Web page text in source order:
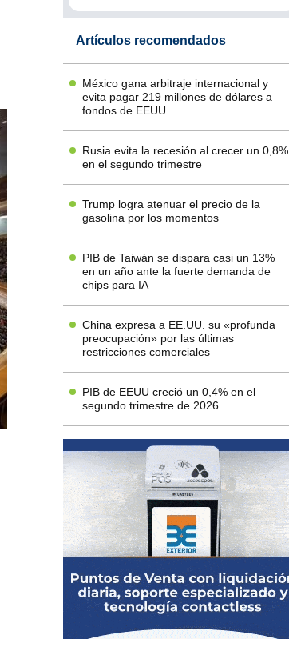
Artículos recomendados
México gana arbitraje internacional y
evita pagar 219 millones de dólares a
fondos de EEUU
Rusia evita la recesión al crecer un 0,8%
en el segundo trimestre
Trump logra atenuar el precio de la
gasolina por los momentos
PIB de Taiwán se dispara casi un 13%
en un año ante la fuerte demanda de
chips para IA
China expresa a EE.UU. su «profunda
preocupación» por las últimas
restricciones comerciales
PIB de EEUU creció un 0,4% en el
segundo trimestre de 2026